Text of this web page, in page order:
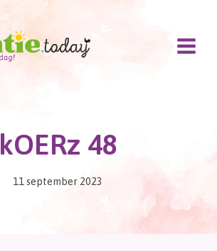
kOERz 48
11 september 2023